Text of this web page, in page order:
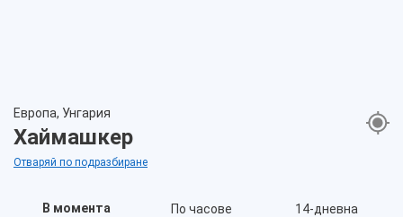
Европа, Унгария
Хаймашкер
Отваряй по подразбиране
В момента По часове 14-дневна